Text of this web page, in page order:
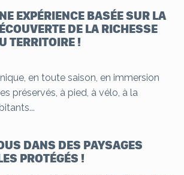
EXPÉRIENCE BASÉE SUR LA
DE LA RICHESSE
TERRITOIRE !
en toute saison, en immersion
préservés, à pied, à vélo, à la
DANS DES PAYSAGES
PROTÉGÉS !